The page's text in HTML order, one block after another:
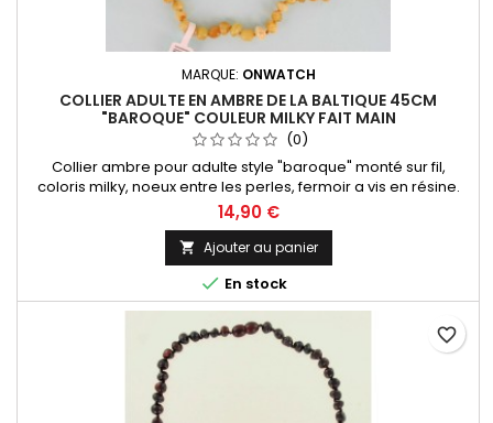
MARQUE: ONWATCH
COLLIER ADULTE EN AMBRE DE LA BALTIQUE 45CM
"BAROQUE" COULEUR MILKY FAIT MAIN
(0)
Collier ambre pour adulte style "baroque" monté sur fil,
coloris milky, noeux entre les perles, fermoir a vis en résine.
Nous vous proposons toute une collection de bijoux en
ambre provenants de la mer Baltique, l'ambre le plus réputé
au monde !
14,90 €
 Ajouter au panier
 En stock
favorite_border